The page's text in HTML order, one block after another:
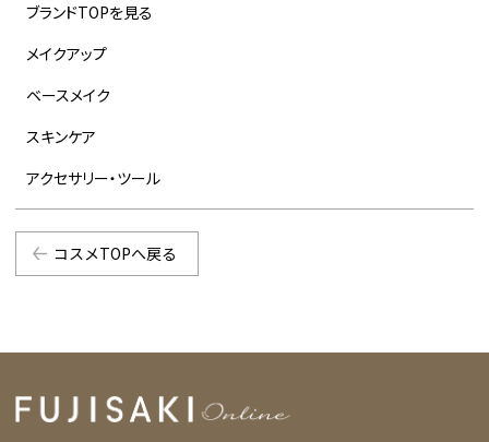
ブランドTOPを見る
メイクアップ
ベースメイク
スキンケア
アクセサリー・ツール
コスメTOPへ戻る